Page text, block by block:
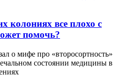
колониях все плохо с
помочь?
о мифе про «второсортность»
состоянии медицины в